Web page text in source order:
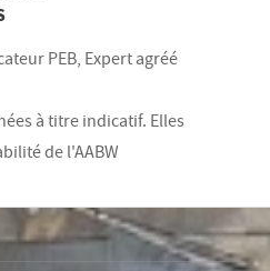
PEB, Expert agréé
à titre indicatif. Elles
de l'AABW